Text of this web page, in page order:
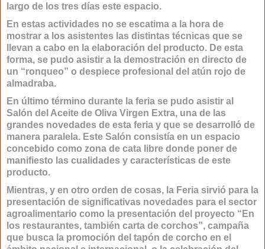
largo de los tres días este espacio.
En estas actividades no se escatima a la hora de
mostrar a los asistentes las distintas técnicas que se
llevan a cabo en la elaboración del producto. De esta
forma, se pudo asistir a la demostración en directo de
un “ronqueo” o despiece profesional del atún rojo de
almadraba.
En último término durante la feria se pudo asistir al
Salón del Aceite de Oliva Virgen Extra, una de las
grandes novedades de esta feria y que se desarrolló de
manera paralela. Este Salón consistía en un espacio
concebido como zona de cata libre donde poner de
manifiesto las cualidades y características de este
producto.
Mientras, y en otro orden de cosas, la Feria sirvió para la
presentación de significativas novedades para el sector
agroalimentario como la presentación del proyecto “En
los restaurantes, también carta de corchos”, campaña
que busca la promoción del tapón de corcho en el